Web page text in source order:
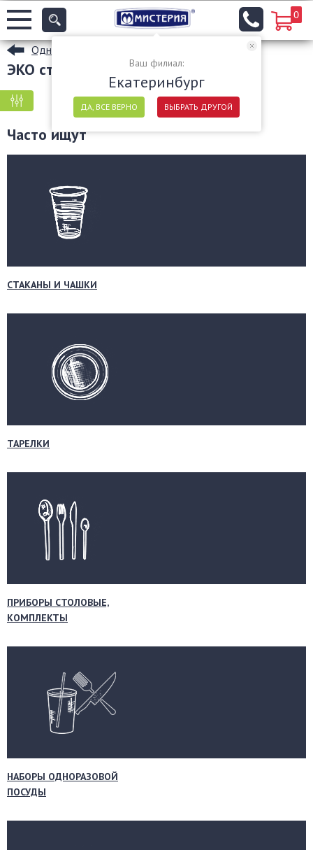
Ваш филиал:
Екатеринбург
ДА, ВСЕ ВЕРНО ВЫБРАТЬ ДРУГОЙ
0
Одноразовые стаканы
ЭКО стаканы в Екатеринбурге
Часто ищут
СТАКАНЫ И ЧАШКИ
ТАРЕЛКИ
ПРИБОРЫ СТОЛОВЫЕ,
КОМПЛЕКТЫ
НАБОРЫ ОДНОРАЗОВОЙ
ПОСУДЫ